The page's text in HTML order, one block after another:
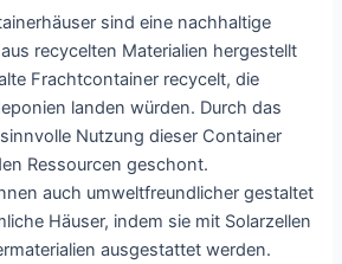
sind eine nachhaltige
recycelten Materialien hergestellt
Frachtcontainer recycelt, die
landen würden. Durch das
Nutzung dieser Container
Ressourcen geschont.
auch umweltfreundlicher gestaltet
Häuser, indem sie mit Solarzellen
ausgestattet werden.